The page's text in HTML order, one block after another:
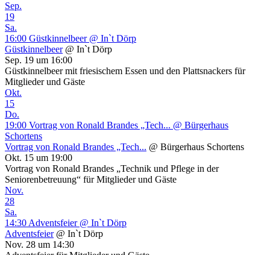
Sep.
19
Sa.
16:00 Güstkinnelbeer @ In`t Dörp
Güstkinnelbeer @ In`t Dörp
Sep. 19 um 16:00
Güstkinnelbeer mit friesischem Essen und den Plattsnackers für
Mitglieder und Gäste
Okt.
15
Do.
19:00 Vortrag von Ronald Brandes „Tech... @ Bürgerhaus
Schortens
Vortrag von Ronald Brandes „Tech... @ Bürgerhaus Schortens
Okt. 15 um 19:00
Vortrag von Ronald Brandes „Technik und Pflege in der
Seniorenbetreuung“ für Mitglieder und Gäste
Nov.
28
Sa.
14:30 Adventsfeier @ In`t Dörp
Adventsfeier @ In`t Dörp
Nov. 28 um 14:30